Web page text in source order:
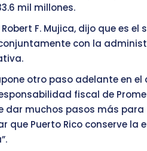
mil millones.
F. Mujica, dijo que es el
con la
otro paso adelante en
fiscal de
dar muchos pasos más
que Puerto Rico conserve la